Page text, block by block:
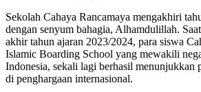
Sekolah Cahaya Rancamaya mengakhiri
dengan senyum bahagia, Alhamdulillah.
akhir tahun ajaran 2023/2024, para siswa
Islamic Boarding School yang mewakili
Indonesia, sekali lagi berhasil menunjukkan
di penghargaan internasional.